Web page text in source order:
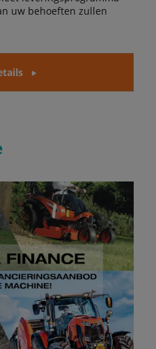
uw behoeften zullen